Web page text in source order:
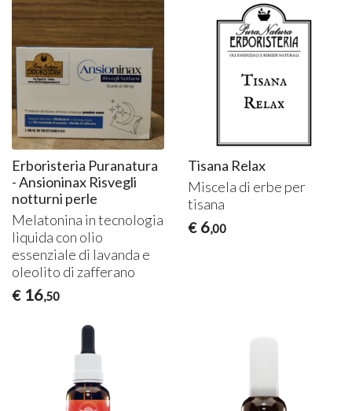
Erboristeria Puranatura
- Ansioninax Risvegli
notturni perle
Melatonina in tecnologia
liquida con olio
essenziale di lavanda e
oleolito di zafferano
€ 16,50
Tisana Relax
Miscela di erbe per
tisana
€ 6,00